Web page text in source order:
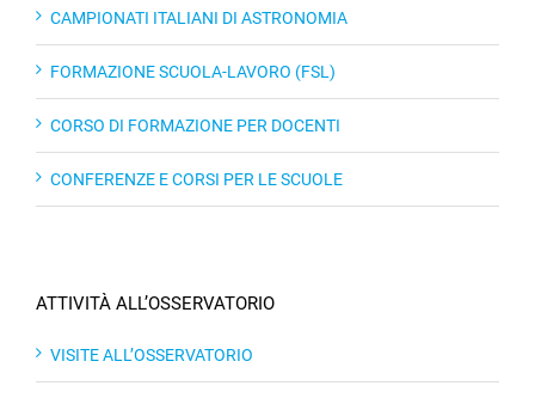
CAMPIONATI ITALIANI DI ASTRONOMIA
FORMAZIONE SCUOLA-LAVORO (FSL)
CORSO DI FORMAZIONE PER DOCENTI
CONFERENZE E CORSI PER LE SCUOLE
ATTIVITÀ ALL’OSSERVATORIO
VISITE ALL’OSSERVATORIO